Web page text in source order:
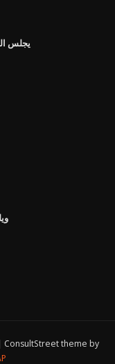
يجلس
ConsultStreet theme by